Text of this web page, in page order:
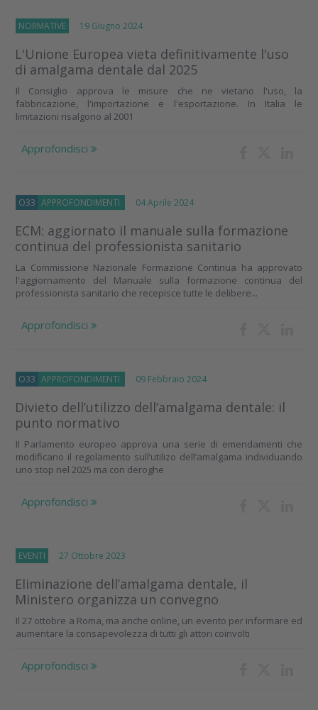
NORMATIVE 19 Giugno 2024
L'Unione Europea vieta definitivamente l'uso
di amalgama dentale dal 2025
Il Consiglio approva le misure che ne vietano l'uso, la
fabbricazione, l'importazione e l'esportazione. In Italia le
limitazioni risalgono al 2001
Approfondisci
O33 APPROFONDIMENTI 04 Aprile 2024
ECM: aggiornato il manuale sulla formazione
continua del professionista sanitario
La Commissione Nazionale Formazione Continua ha approvato
l'aggiornamento del Manuale sulla formazione continua del
professionista sanitario che recepisce tutte le delibere...
Approfondisci
O33 APPROFONDIMENTI 09 Febbraio 2024
Divieto dell’utilizzo dell’amalgama dentale: il
punto normativo
Il Parlamento europeo approva una serie di emendamenti che
modificano il regolamento sull’utilizo dell’amalgama individuando
uno stop nel 2025 ma con deroghe
Approfondisci
EVENTI 27 Ottobre 2023
Eliminazione dell’amalgama dentale, il
Ministero organizza un convegno
Il 27 ottobre a Roma, ma anche online, un evento per informare ed
aumentare la consapevolezza di tutti gli attori coinvolti
Approfondisci